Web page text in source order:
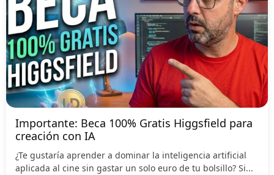
Importante: Beca 100% Gratis Higgsfield para
creación con IA
¿Te gustaría aprender a dominar la inteligencia artificial
aplicada al cine sin gastar un solo euro de tu bolsillo? Si...